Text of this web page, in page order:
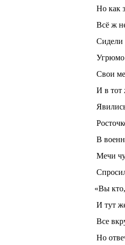
Но как
Всё ж
Сидели
Угрюмо
Свои
И в тот
В
Мечи
«Вы
И тут
Все
Но